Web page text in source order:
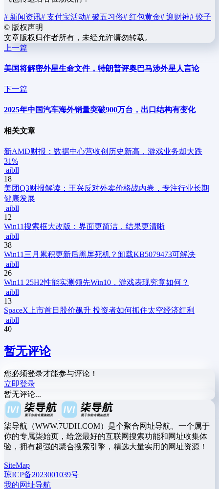
# 新闻资讯# 支付宝活动# 破五习俗# 红包黄金# 迎财神# 饺子
© 版权声明
文章版权归作者所有，未经允许请勿转载。
上一篇
美国将解密外星生命文件，特朗普评奥巴马涉外星人言论
下一篇
2025年中国汽车海外销量突破900万台，出口结构有变化
相关文章
新AMD财报：数据中心营收创历史新高，游戏业务却大跌
31%
aibll
18
美团Q3财报解读：王兴反对外卖价格战内卷，专注行业长期
健康发展
aibll
12
Win11搜索框大改版：界面更简洁，结果更清晰
aibll
38
Win11三月累积更新后黑屏死机？卸载KB5079473可解决
aibll
26
Win11 25H2性能实测领先Win10，游戏表现究竟如何？
aibll
13
SpaceX上市首日股价飙升 投资者如何抓住太空经济红利
aibll
40
暂无评论
您必须登录才能参与评论！
立即登录
暂无评论...
柒导航（WWW.7UDH.COM）是个聚合网址导航、一个属于
你的专属柒始页，给您最好的互联网搜索功能和网址收集体
验，拥有超强的聚合搜索引擎，精选大量实用的网址资源！
SiteMap
琼ICP备2023001039号
我的网址导航